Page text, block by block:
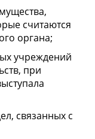
считаются
органа;
учреждений
при
связанных с